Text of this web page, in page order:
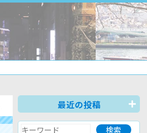
最近の投稿